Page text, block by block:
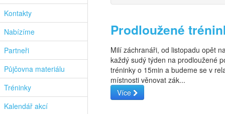
Kontakty
Nabízíme
Partneři
Půjčovna materiálu
Tréninky
Kalendář akcí
Prodloužené
Milí záchranáři, od listopadu opět
každý sudý týden na prodloužené
tréninky o 15min a budeme se v
místnosti věnovat zák...
Více